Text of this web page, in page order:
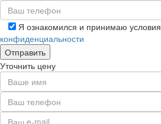
Я ознакомился и принимаю условия
конфиденциальности
Уточнить цену